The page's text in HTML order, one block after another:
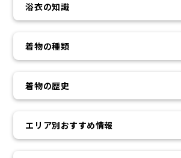
浴衣の知識
着物の種類
着物の歴史
エリア別おすすめ情報